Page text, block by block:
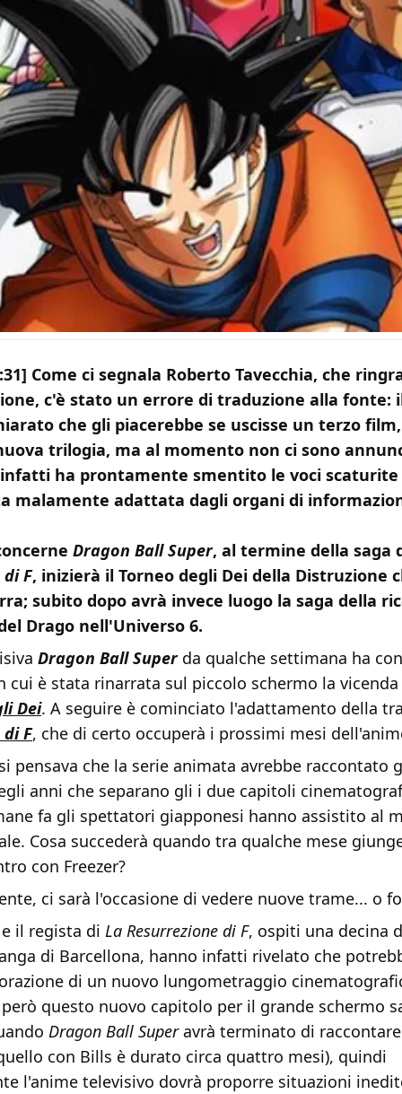
Come ci segnala Roberto Tavecchia, che
c'è stato un errore di traduzione alla fonte:
che gli piacerebbe se uscisse un terzo
trilogia, ma al momento non ci sono
ha prontamente smentito le voci scaturite
malamente adattata dagli organi di
Dragon Ball Super, al termine della saga
di F, inizierà il Torneo degli Dei della Distruzione
subito dopo avrà invece luogo la saga della
Drago nell'Universo 6.
Dragon Ball Superda qualche settimana ha
cui è stata rinarrata sul piccolo schermo la
Dei. A seguire è cominciato l'adattamento della
di F, che di certo occuperà i prossimi mesi
pensava che la serie animata avrebbe raccontato
anni che separano gli i due capitoli
fa gli spettatori giapponesi hanno assistito al
Cosa succederà quando tra qualche mese
con Freezer?
ci sarà l'occasione di vedere nuove trame... o
il regista di La Resurrezione di F, ospiti una decina
di Barcellona, hanno infatti rivelato che
di un nuovo lungometraggio
questo nuovo capitolo per il grande schermo
Dragon Ball Superavrà terminato di
con Bills è durato circa quattro mesi), quindi
l'anime televisivo dovrà proporre situazioni